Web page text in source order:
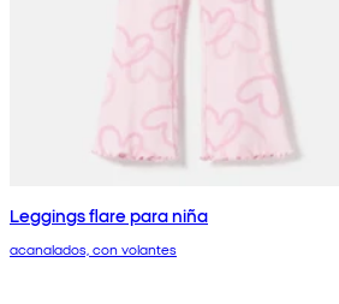
Leggings flare para niña
acanalados, con volantes